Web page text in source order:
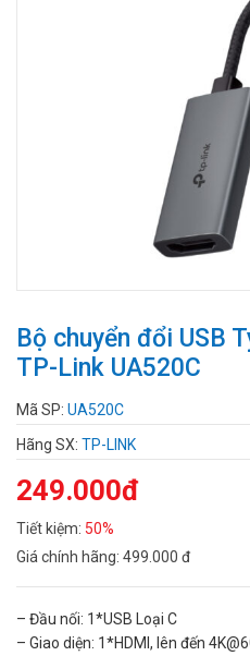
Bộ chuyển đổi USB
TP-Link UA520C
Mã SP: UA520C
Hãng SX: TP-LINK
249.000đ
Tiết kiệm: 50%
Giá chính hãng: 499.000 đ
– Đầu nối: 1*USB Loại C
– Giao diện: 1*HDMI, lên đến